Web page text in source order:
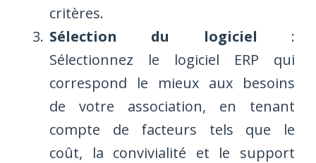
critères.
Sélection du logiciel :
Sélectionnez le logiciel ERP qui
correspond le mieux aux besoins
de votre association, en tenant
compte de facteurs tels que le
coût, la convivialité et le support